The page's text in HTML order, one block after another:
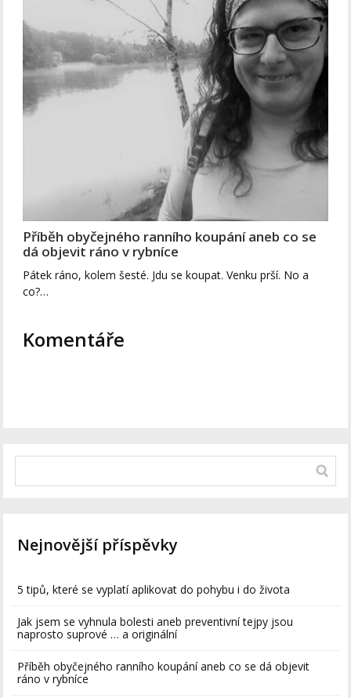
Příběh obyčejného ranního koupání aneb co se
dá objevit ráno v rybníce
Pátek ráno, kolem šesté. Jdu se koupat. Venku prší. No a
co?…
Komentáře
Nejnovější příspěvky
5 tipů, které se vyplatí aplikovat do pohybu i do života
Jak jsem se vyhnula bolesti aneb preventivní tejpy jsou
naprosto suprové … a originální
Příběh obyčejného ranního koupání aneb co se dá objevit
ráno v rybníce